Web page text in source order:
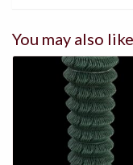
You may also